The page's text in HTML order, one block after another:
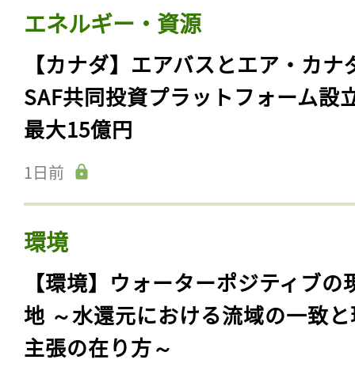
エネルギー・資源
【カナダ】エアバスとエア・カナ
SAF共同投資プラットフォーム設
最大15億円
1日前
環境
【環境】ウォーターポジティブの
地 ～水還元における流域の一致
主張の在り方～